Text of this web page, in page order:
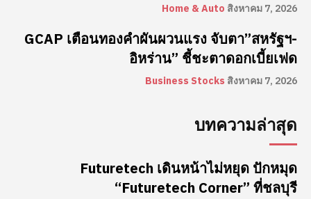
Home & Auto สิงหาคม 7, 2026
GCAP เตือนทองคำผันผวนแรง จับตา”สหรัฐฯ-
อิหร่าน” ชี้ชะตาดอกเบี้ยเฟด
Business Stocks สิงหาคม 7, 2026
บทความล่าสุด
Futuretech เดินหน้าไม่หยุด ปักหมุด
“Futuretech Corner” ที่ชลบุรี